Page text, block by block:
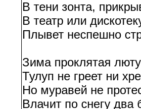
В тени зонта,
В театр или
Плывет неспешно
Зима проклятая
Тулуп не греет ни
Но муравей не
Влачит по снегу два